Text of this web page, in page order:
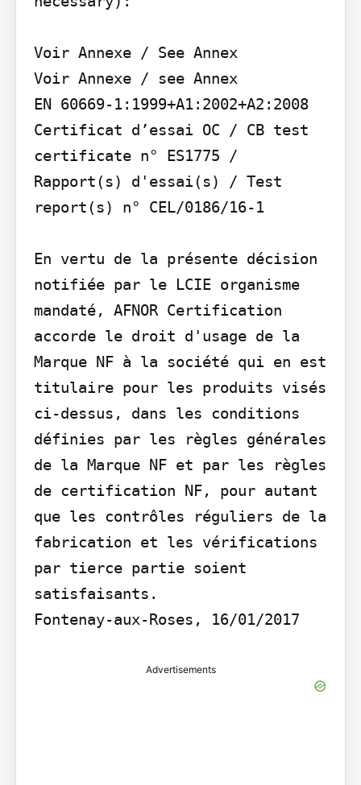
Voir Annexe / See Annex
Voir Annexe / see Annex
EN 60669-1:1999+A1:2002+A2:2008
Certificat d’essai OC / CB test
certificate n° ES1775 /
Rapport(s) d'essai(s) / Test
report(s) n° CEL/0186/16-1
En vertu de la présente décision
notifiée par le LCIE organisme
mandaté, AFNOR Certification
accorde le droit d'usage de la
Marque NF à la société qui en est
titulaire pour les produits visés
ci-dessus, dans les conditions
définies par les règles générales
de la Marque NF et par les règles
de certification NF, pour autant
que les contrôles réguliers de la
fabrication et les vérifications
par tierce partie soient
satisfaisants.
Fontenay-aux-Roses, 16/01/2017
Advertisements